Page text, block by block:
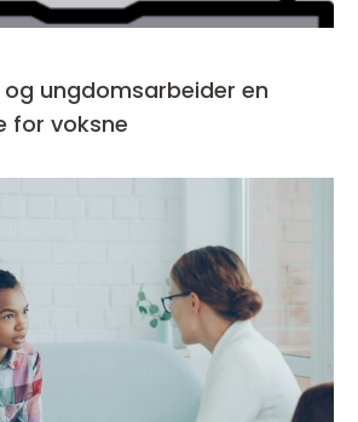
ungdomsarbeider en
for voksne